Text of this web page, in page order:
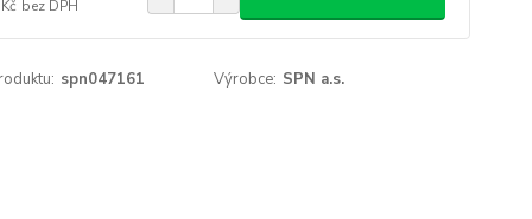
bez DPH
spn047161 Výrobce: SPN a.s.